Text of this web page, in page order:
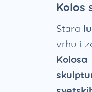
Kolos
Stara
vrhu i